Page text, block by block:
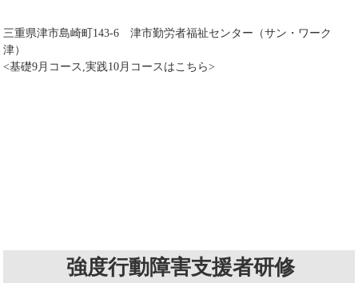
三重県津市島崎町143-6 津市勤労者福祉センター（サン・ワーク
津）
<基礎9月コース,実践10月コースはこちら>
強度行動障害支援者研修